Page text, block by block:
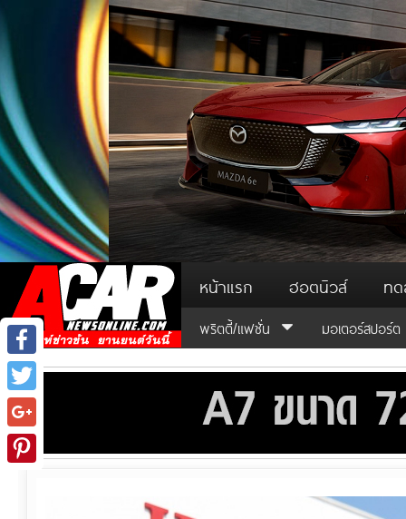
หน้าแรก ฮอตนิวส์ ท
พริตตี้/แฟชั่น มอเตอร์สปอร์ต
Facebook
Twitter
Google+